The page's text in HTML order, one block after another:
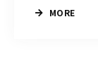
MORE